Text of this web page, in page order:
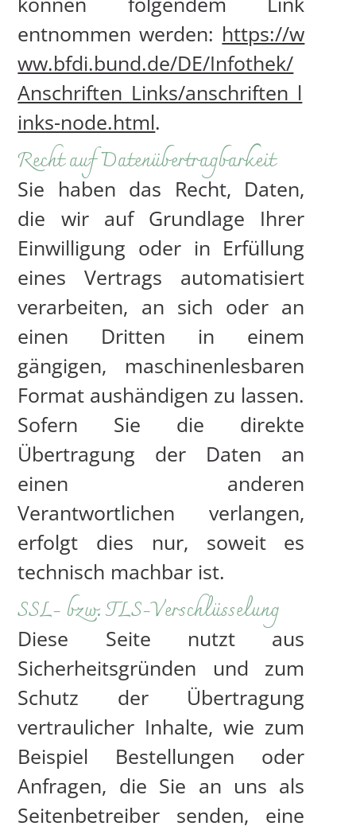
TAGESKARTE / VEANSTALTUNG
entnommen werden: https://w
ww.bfdi.bund.de/DE/Infothek/
Anschriften_Links/anschriften_l
inks-node.html.
Recht auf Datenübertragbarkeit
Sie haben das Recht, Daten,
die wir auf Grundlage Ihrer
Einwilligung oder in Erfüllung
eines Vertrags automatisiert
verarbeiten, an sich oder an
einen Dritten in einem
gängigen, maschinenlesbaren
Format aushändigen zu lassen.
Sofern Sie die direkte
Übertragung der Daten an
einen anderen
Verantwortlichen verlangen,
erfolgt dies nur, soweit es
technisch machbar ist.
SSL- bzw. TLS-Verschlüsselung
Diese Seite nutzt aus
Sicherheitsgründen und zum
Schutz der Übertragung
vertraulicher Inhalte, wie zum
Beispiel Bestellungen oder
Anfragen, die Sie an uns als
Seitenbetreiber senden, eine